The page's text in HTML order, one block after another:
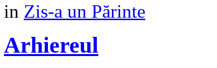
in Zis-a un Părinte
Arhiereul